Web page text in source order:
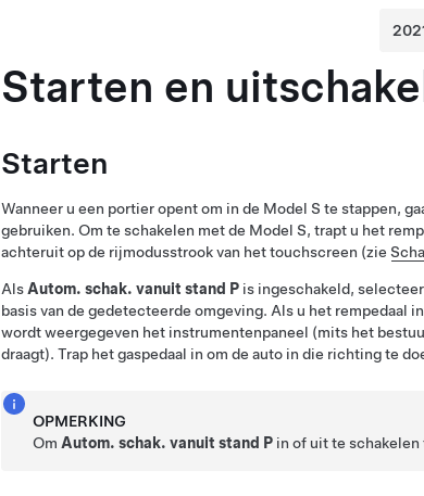
Starten en
Starten
Wanneer u een portier opent om in de Model S te stappen,
gebruiken. Om te schakelen met de Model S, trapt u het
achteruit op de rijmodusstrook van het touchscreen (zie
Als Autom. schak. vanuit stand P is ingeschakeld,
basis van de gedetecteerde omgeving. Als u het rempedaal
wordt weergegeven het instrumentenpaneel (mits het
draagt). Trap het gaspedaal in om de auto in die richting te
OPMERKING
Om Autom. schak. vanuit stand P in of uit te schakelen